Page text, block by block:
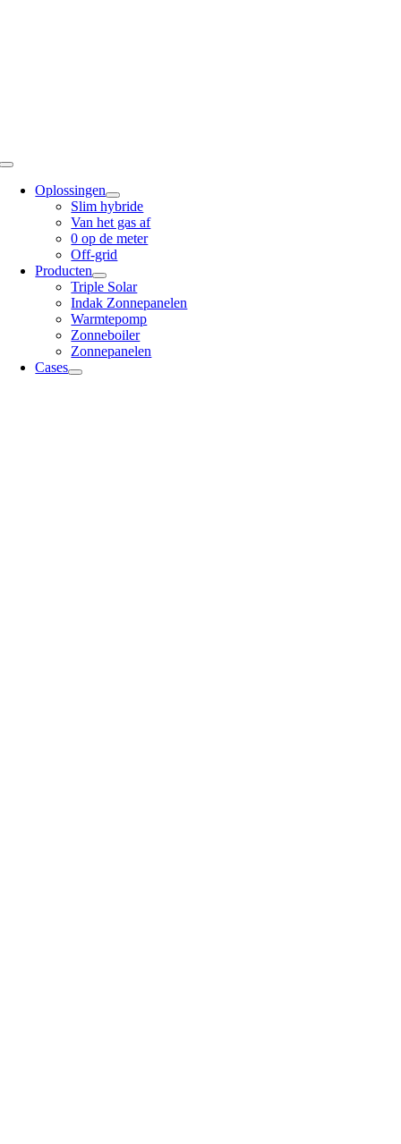
Toggle
NavigationOplossingen
Slim hybride
Van het gas af
0 op de meter
Off-grid
Producten
Triple Solar
Indak Zonnepanelen
Warmtepomp
Zonneboiler
Zonnepanelen
Cases